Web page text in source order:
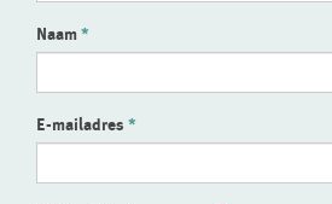
Naam
E-mailadres